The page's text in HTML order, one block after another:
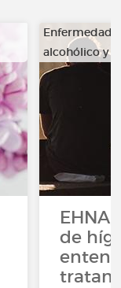
Enfermedad
alcohólico y
de